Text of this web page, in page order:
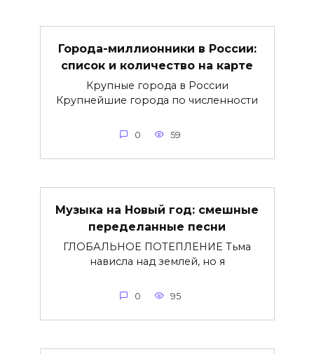
Города-миллионники в России:
список и количество на карте
Крупные города в России
Крупнейшие города по численности
0 59
Музыка на Новый год: смешные
переделанные песни
ГЛОБАЛЬНОЕ ПОТЕПЛЕНИЕ Тьма
нависла над землей, но я
0 95